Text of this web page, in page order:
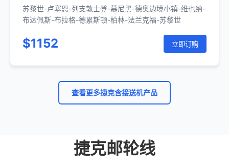
世上下>
苏黎世-卢塞恩-列支敦士登-慕尼黑-德奥边境小镇-维也纳-
布达佩斯-布拉格-德累斯顿-柏林-法兰克福-苏黎世
$1152 立即订购
查看更多捷克含接送机产品
捷克邮轮线